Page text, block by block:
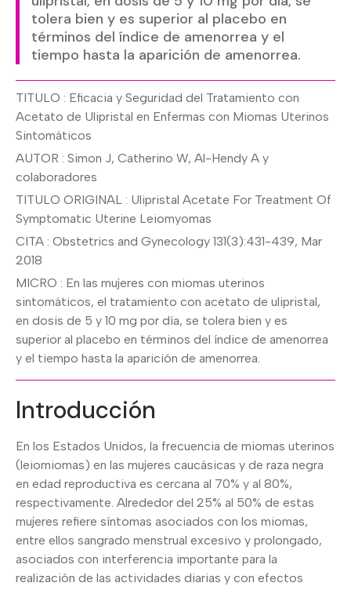
tolera bien y es superior al placebo en
términos del índice de amenorrea y el
tiempo hasta la aparición de amenorrea.
TITULO : Eficacia y Seguridad del Tratamiento con
Acetato de Ulipristal en Enfermas con Miomas Uterinos
Sintomáticos
AUTOR : Simon J, Catherino W, Al-Hendy A y
colaboradores
TITULO ORIGINAL : Ulipristal Acetate For Treatment Of
Symptomatic Uterine Leiomyomas
CITA : Obstetrics and Gynecology 131(3):431-439, Mar
2018
MICRO : En las mujeres con miomas uterinos
sintomáticos, el tratamiento con acetato de ulipristal,
en dosis de 5 y 10 mg por día, se tolera bien y es
superior al placebo en términos del índice de amenorrea
y el tiempo hasta la aparición de amenorrea.
Introducción
En los Estados Unidos, la frecuencia de miomas uterinos
(leiomiomas) en las mujeres caucásicas y de raza negra
en edad reproductiva es cercana al 70% y al 80%,
respectivamente. Alrededor del 25% al 50% de estas
mujeres refiere síntomas asociados con los miomas,
entre ellos sangrado menstrual excesivo y prolongado,
asociados con interferencia importante para la
realización de las actividades diarias y con efectos